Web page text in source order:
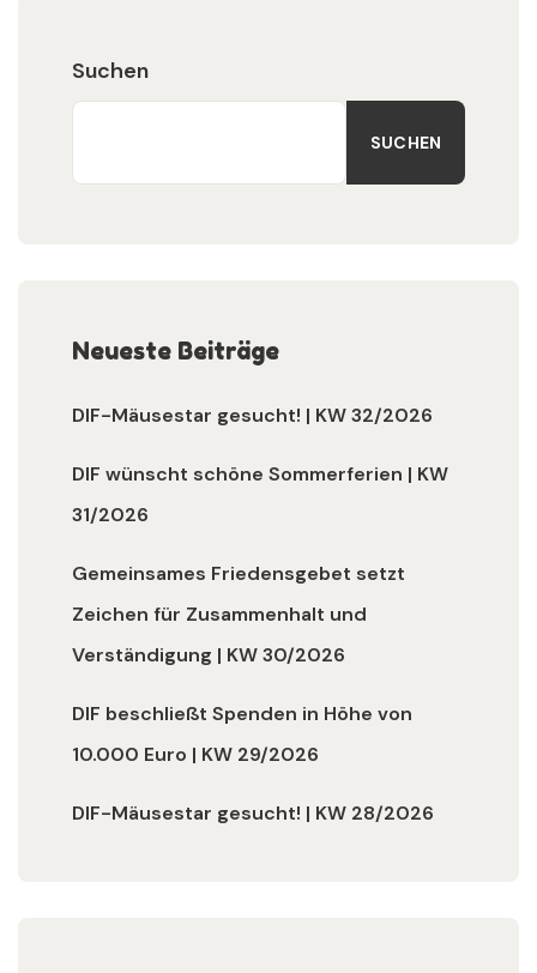
Suchen
SUCHEN
Neueste Beiträge
DIF-Mäusestar gesucht! | KW 32/2026
DIF wünscht schöne Sommerferien | KW
31/2026
Gemeinsames Friedensgebet setzt
Zeichen für Zusammenhalt und
Verständigung | KW 30/2026
DIF beschließt Spenden in Höhe von
10.000 Euro | KW 29/2026
DIF-Mäusestar gesucht! | KW 28/2026